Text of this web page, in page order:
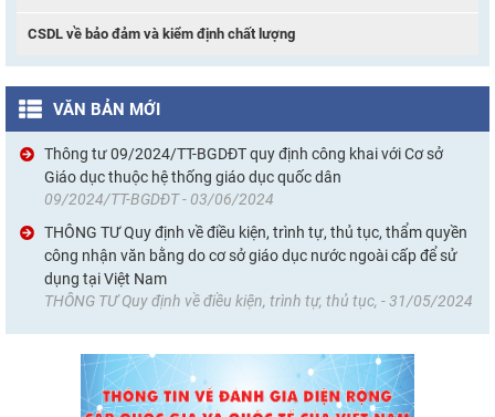
CSDL về bảo đảm và kiểm định chất lượng
VĂN BẢN MỚI
Thông tư 09/2024/TT-BGDĐT quy định công khai với Cơ sở
Giáo dục thuộc hệ thống giáo dục quốc dân
09/2024/TT-BGDĐT - 03/06/2024
THÔNG TƯ Quy định về điều kiện, trình tự, thủ tục, thẩm quyền
công nhận văn bằng do cơ sở giáo dục nước ngoài cấp để sử
dụng tại Việt Nam
THÔNG TƯ Quy định về điều kiện, trình tự, thủ tục, - 31/05/2024